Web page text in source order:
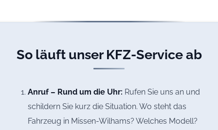
So läuft unser KFZ-Service ab
Anruf – Rund um die Uhr: Rufen Sie uns an und
schildern Sie kurz die Situation. Wo steht das
Fahrzeug in Missen-Wilhams? Welches Modell?